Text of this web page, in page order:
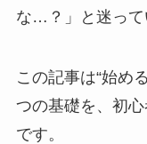
な…？」と迷って
この記事は“始め
つの基礎を、初
です。